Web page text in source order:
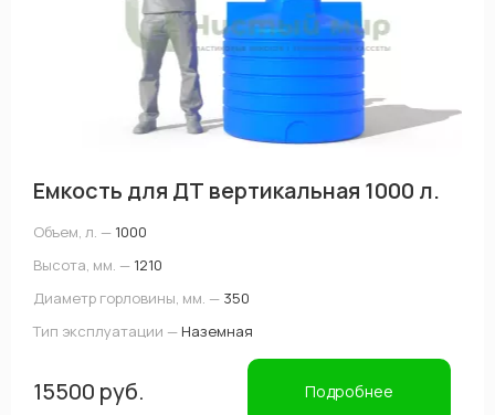
Емкость для ДТ вертикальная 1000 л.
Объем, л. — 1000
Высота, мм. — 1210
Диаметр горловины, мм. — 350
Тип эксплуатации — Наземная
15500 руб. Подробнее